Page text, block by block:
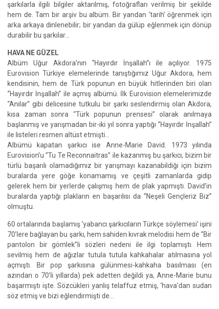
şarkılarla ilgili bilgiler aktarılmış, fotoğrafları verilmiş bir şekilde
hem de. Tam bir arşiv bu albüm. Bir yandan ‘tarih’ öğrenmek için
arka arkaya dinlenebilir; bir yandan da gülüp eğlenmek için dönüp
durabilir bu şarkılar…
HAVA NE GÜZEL
Albüm Uğur Akdora’nın “Hayırdır İnşallah”ı ile açılıyor. 1975
Eurovision Türkiye elemelerinde tanıştığımız Uğur Akdora, hem
kendisinin, hem de Türk popunun en büyük hitlerinden biri olan
“Hayırdır İnşallah” ile açmış albümü. İlk Eurovision elemelerimizde
“Anılar” gibi delicesine tutkulu bir şarkı seslendirmiş olan Akdora,
kısa zaman sonra “Türk popunun prensesi” olarak anılmaya
başlanmış ve yarışmadan bir-iki yıl sonra yaptığı “Hayırdır İnşallah”
ile listeleri resmen altüst etmişti…
Albümü kapatan şarkıcı ise Anne-Marie David. 1973 yılında
Eurovision’u “Tu Te Reconnaitras” ile kazanmış bu şarkıcı, bizim bir
türlü başarılı olamadığımız bir yarışmayı kazanabildiği için bizim
buralarda yere göğe konamamış ve çeşitli zamanlarda gidip
gelerek hem bir yerlerde çalışmış hem de plak yapmıştı. David’in
buralarda yaptığı plakların en başarılısı da “Neşeli Gençleriz Biz”
olmuştu.
60 ortalarında başlamış ‘yabancı şarkıcıların Türkçe söylemesi’ işini
70’lere bağlayan bu şarkı, hem sahiden kıvrak melodisi hem de “Bir
pantolon bir gömlek”li sözleri nedeni ile ilgi toplamıştı. Hem
sevilmiş hem de ağızlar tutula tutula kahkahalar atılmasına yol
açmıştı. Bir pop şarkısına gülünmesi-kahkaha basılması (en
azından o 70’li yıllarda) pek adetten değildi ya, Anne-Marie bunu
başarmıştı işte. Sözcükleri yanlış telaffuz etmiş, ‘hava’dan sudan
söz etmiş ve bizi eğlendirmişti de…